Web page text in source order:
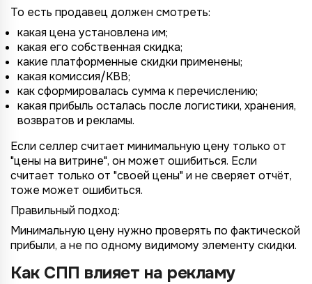
То есть продавец должен смотреть:
какая цена установлена им;
какая его собственная скидка;
какие платформенные скидки применены;
какая комиссия/КВВ;
как сформировалась сумма к перечислению;
какая прибыль осталась после логистики, хранения,
возвратов и рекламы.
Если селлер считает минимальную цену только от
"цены на витрине", он может ошибиться. Если
считает только от "своей цены" и не сверяет отчёт,
тоже может ошибиться.
Правильный подход:
Минимальную цену нужно проверять по фактической
прибыли, а не по одному видимому элементу скидки.
Как СПП влияет на рекламу